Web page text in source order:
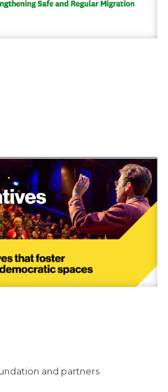
and partners